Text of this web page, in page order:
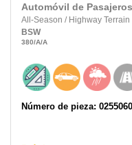
Automóvil de Pasajeros
All-Season / Highway Terrain
BSW
380/A/A
Número de pieza: